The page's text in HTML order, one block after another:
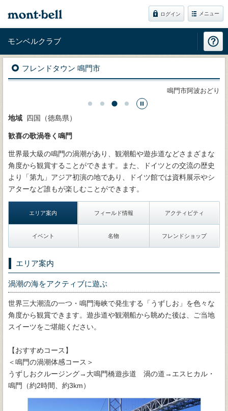
ログイン メニュー
モンベルクラブ
フレンドタウン 鳴門市
鳴門市阿波おどり
地域 四国（徳島県）
歓喜の歌渦巻く鳴門
世界最大級の鳴門の渦潮があり、観潮船や遊歩道などさまざまな
角度から観賞することができます。また、ドイツとの交流の歴史
より「第九」アジア初演の地であり、ドイツ館では資料展示やシ
アターなど誰もが楽しむことができます。
エリア案内 フィールド情報 アクティビティ
イベント 名物 フレンドショップ
エリア案内
渦潮の海をアクティブに遊ぶ
世界三大潮流の一つ・鳴門海峡で発生する「うずしお」を色々な
角度から観賞できます。遊歩道や観潮船から眺めた後は、ご当地
スイーツをご堪能ください。
【おすすめコース】
＜鳴門の渦潮体感コース＞
うずしおクルージング→大鳴門橋遊歩道 渦の道→エスヒカル・
鳴門（約2時間、約3km）